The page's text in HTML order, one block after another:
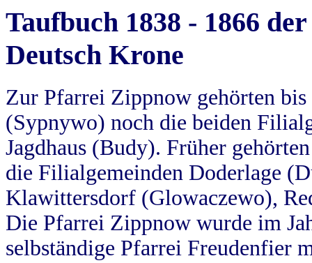
Taufbuch 1838 - 1866
Deutsch Krone
Zur Pfarrei Zippnow gehörten
(Sypnywo) noch die beiden
Jagdhaus (Budy). Früher
die Filialgemeinden Doderlage
Klawittersdorf (Glowaczewo),
Die Pfarrei Zippnow wurde im
selbständige Pfarrei Freudenfier